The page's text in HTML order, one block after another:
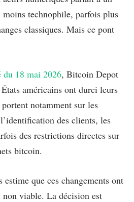
technophile, parfois plus
classiques. Mais ce pont
du 18 mai 2026, Bitcoin Depot
américains ont durci leurs
notamment sur les
des clients, les
des restrictions directes sur
bitcoin.
que ces changements ont
viable. La décision est